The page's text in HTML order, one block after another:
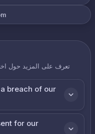
تعرف على المزيد حول
breach of our
for our